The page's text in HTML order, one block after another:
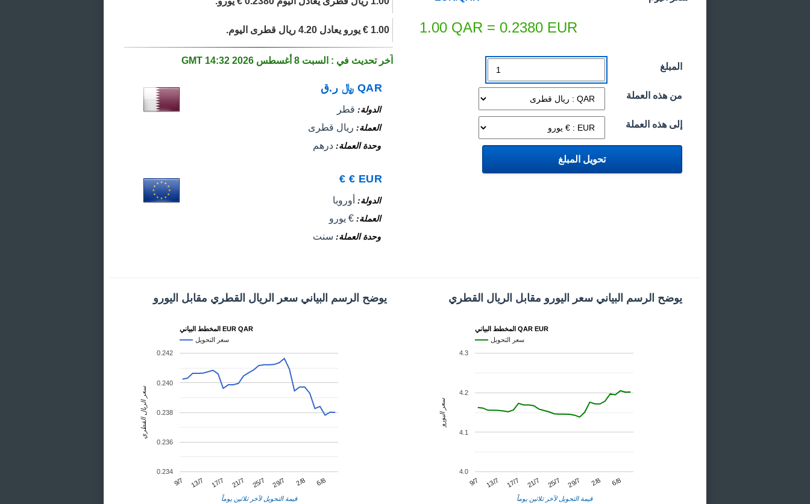
1.00 QAR = 0.2380 EUR
المبلغ
من هذه العملة
إلى هذه العملة
1.00 € يورو يعادل 4.20 ريال قطرى اليوم.
آخر تحديث في : السبت 8 أغسطس 2026 14:32 GMT
QAR ﷼ ر.ق
الدولة قطر
العملة ريال قطرى
وحدة العملة درهم
EUR
€
€
الدولة أوروبا
العملة € يورو
وحدة العملة سنت
يوضح الرسم البياني سعر اليورو مقابل الريال القطري
المخطط البياني QAR EUR
سعر التحويل
9/7 13/7 17/7 21/7 25/7 29/7 2/8 6/8
4.0
4.1
4.2
4.3
قيمة التحويل لآخر ثلاثين يوماً
سعر اليورو
يوضح الرسم البياني سعر الريال القطري مقابل اليورو
المخطط البياني EUR QAR
سعر التحويل
9/7 13/7 17/7 21/7 25/7 29/7 2/8 6/8
0.234
0.236
0.238
0.240
0.242
قيمة التحويل لآخر ثلاثين يوماً
سعر الريال القطري